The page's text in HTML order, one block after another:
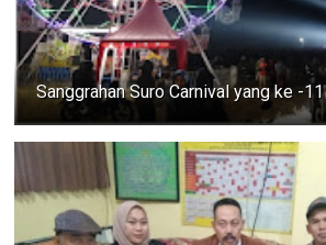
Sanggrahan Suro Carnival yang ke -11